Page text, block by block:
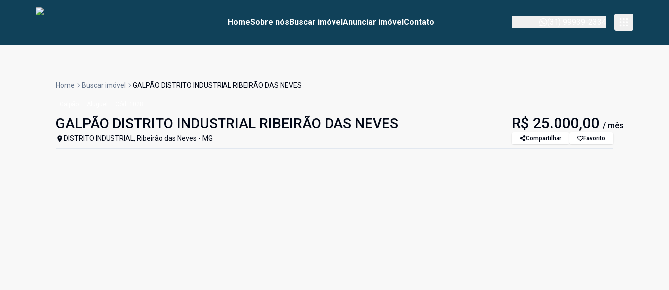
HomeSobre nósBuscar imóvelAnunciar imóvelContato
Home Buscar imóvel GALPÃO DISTRITO INDUSTRIAL RIBEIRÃO DAS NEVES
GALPÃO DISTRITO INDUSTRIAL RIBEIRÃO DAS NEVES
DISTRITO INDUSTRIAL, Ribeirão das Neves - MG
R$ 25.000,00 / mês
Compartilhar Favorito